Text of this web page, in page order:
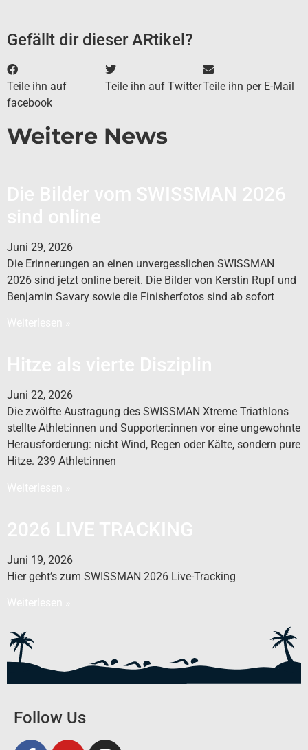
Gefällt dir dieser ARtikel?
Teile ihn auf
facebook
Teile ihn auf TwitterTeile ihn per E-Mail
Weitere News
Juni 29, 2026
Die Erinnerungen an einen unvergesslichen SWISSMAN
2026 sind jetzt online bereit. Die Bilder von Kerstin Rupf und
Benjamin Savary sowie die Finisherfotos sind ab sofort
Juni 22, 2026
Die zwölfte Austragung des SWISSMAN Xtreme Triathlons
stellte Athlet:innen und Supporter:innen vor eine ungewohnte
Herausforderung: nicht Wind, Regen oder Kälte, sondern pure
Hitze. 239 Athlet:innen
Juni 19, 2026
Hier geht’s zum SWISSMAN 2026 Live-Tracking
Follow Us